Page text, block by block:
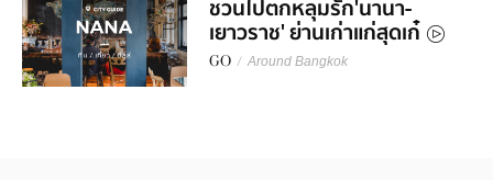
ชวนไปตกหลุมรัก'นานา-
เยาวราช' ย่านเก่าแก่สุดเก๋
GO / Around Bangkok